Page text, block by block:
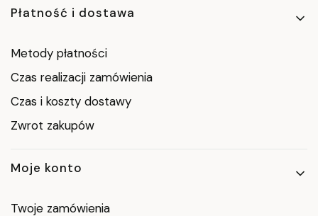
Płatność i dostawa
Metody płatności
Czas realizacji zamówienia
Czas i koszty dostawy
Zwrot zakupów
Moje konto
Twoje zamówienia